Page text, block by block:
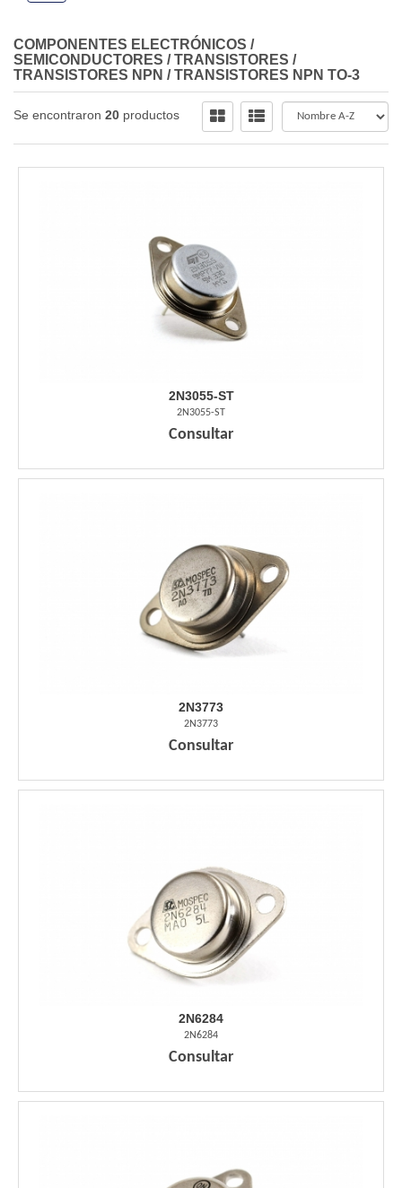
COMPONENTES ELECTRÓNICOS /
SEMICONDUCTORES /TRANSISTORES /
TRANSISTORES NPN /TRANSISTORES NPN TO-3
Se encontraron 20 productos
2N3055-ST
2N3055-ST
Consultar
2N3773
2N3773
Consultar
2N6284
2N6284
Consultar